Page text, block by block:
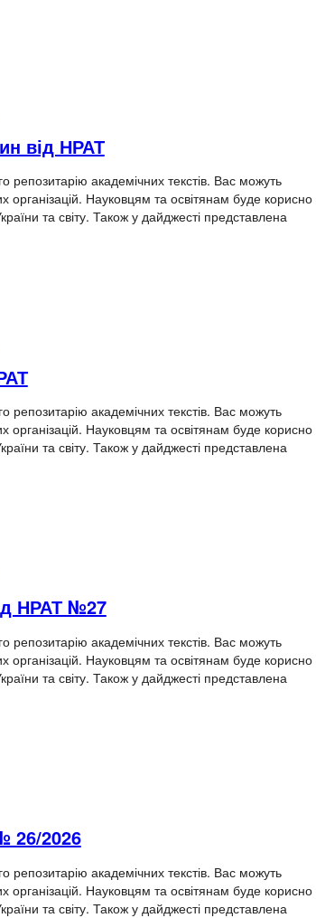
від НРАТ
академічних текстів. Вас можуть
організацій. Науковцям та освітянам буде корисно
та світу. Також у дайджесті представлена
академічних текстів. Вас можуть
організацій. Науковцям та освітянам буде корисно
та світу. Також у дайджесті представлена
НРАТ №27
академічних текстів. Вас можуть
організацій. Науковцям та освітянам буде корисно
та світу. Також у дайджесті представлена
26/2026
академічних текстів. Вас можуть
організацій. Науковцям та освітянам буде корисно
та світу. Також у дайджесті представлена